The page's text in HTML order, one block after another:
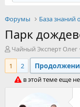
Форумы База знаний
Парк
А
в
т
о
р
Чайный Эксперт Олег
1
2
в этой теме еще